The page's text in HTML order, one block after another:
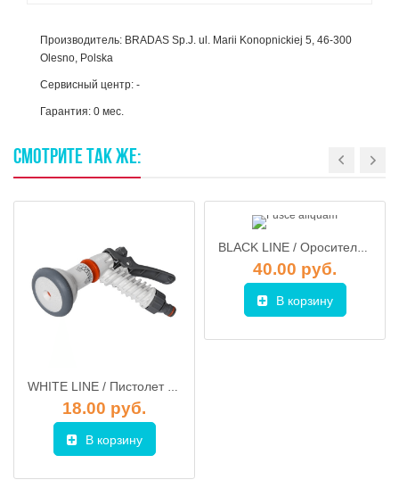
Производитель: BRADAS Sp.J. ul. Marii Konopnickiej 5, 46-300
Olesno, Polska
Сервисный центр: -
Гарантия: 0 мес.
СМОТРИТЕ ТАКЖЕ:
WHITE LINE / Пистолет регулируемый, Bradas WL-EN1T (WL-1T)
18.00 руб.
В корзину
BLACK LINE / Ороситель осцилирующий маятниковый 16 форсунок, Bradas ECO-2813 (Р59)
40.00 руб.
В корзину